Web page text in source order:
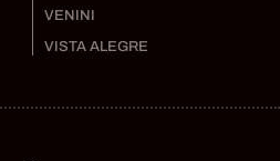
VENINI
VISTA ALEGRE